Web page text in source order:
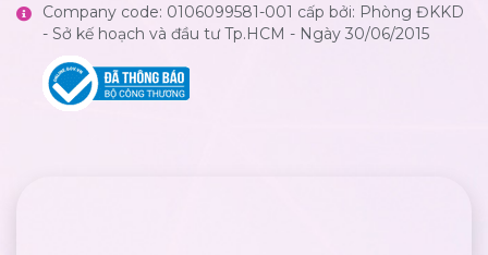
Company code: 0106099581-001 cấp bởi: Phòng ĐKKD
- Sở kế hoạch và đầu tư Tp.HCM - Ngày 30/06/2015